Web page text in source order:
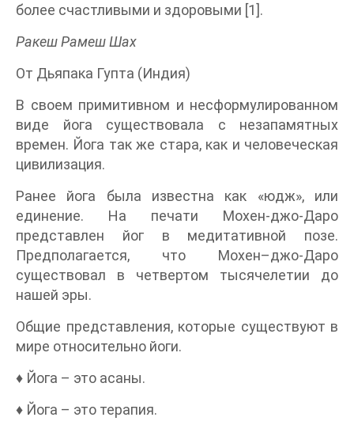
более счастливыми и здоровыми [1].
Ракеш Рамеш Шах
От Дьяпака Гупта (Индия)
В своем примитивном и несформулированном
виде йога существовала с незапамятных
времен. Йога так же стара, как и человеческая
цивилизация.
Ранее йога была известна как «юдж», или
единение. На печати Мохен-джо-Даро
представлен йог в медитативной позе.
Предполагается, что Мохен–джо-Даро
существовал в четвертом тысячелетии до
нашей эры.
Общие представления, которые существуют в
мире относительно йоги.
♦ Йога – это асаны.
♦ Йога – это терапия.